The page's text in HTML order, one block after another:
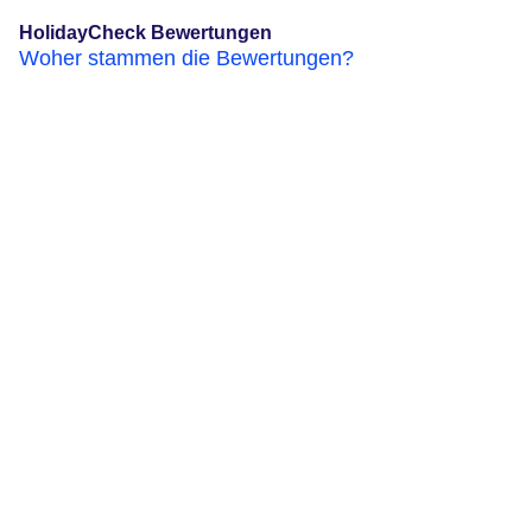
HolidayCheck Bewertungen
Woher stammen die Bewertungen?